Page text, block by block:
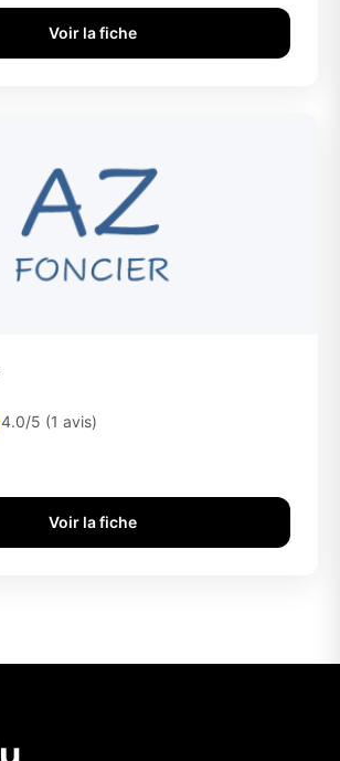
Voir la fiche
4.0/5 (1 avis)
Voir la fiche